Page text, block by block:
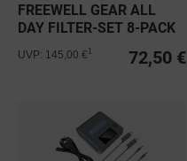
FREEWELL GEAR ALL
DAY FILTER-SET 8-PACK
72,50 €
UVP: 145,00 € 1